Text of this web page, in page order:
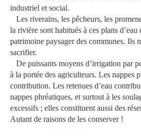
industriel et social.
Les riverains, les pêcheurs, les
la rivière sont habitués à ces plans
patrimoine paysager des communes. Ils
sacrifier.
De puissants moyens d’irrigation par
à la portée des agriculteurs. Les nappes
contribution. Les retenues d’eau
nappes phréatiques, et surtout à les
excessifs ; elles constituent aussi des
Autant de raisons de les conserver !